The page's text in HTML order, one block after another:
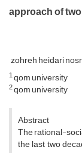
approach of
zohreh heidari
1qom university
2qom university
Abstract
The rational-
the last two